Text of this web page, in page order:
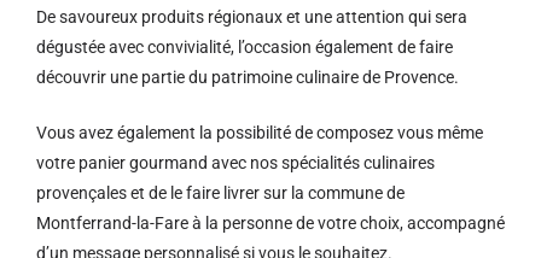
De savoureux produits régionaux et une attention qui sera
dégustée avec convivialité, l’occasion également de faire
découvrir une partie du patrimoine culinaire de Provence.
Vous avez également la possibilité de composez vous même
votre panier gourmand avec nos spécialités culinaires
provençales et de le faire livrer sur la commune de
Montferrand-la-Fare à la personne de votre choix, accompagné
d’un message personnalisé si vous le souhaitez.